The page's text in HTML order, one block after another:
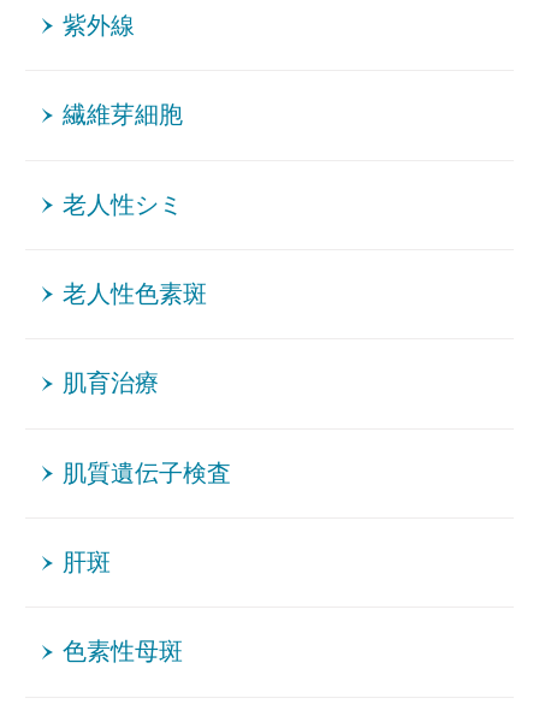
紫外線
繊維芽細胞
老人性シミ
老人性色素斑
肌育治療
肌質遺伝子検査
肝斑
色素性母斑